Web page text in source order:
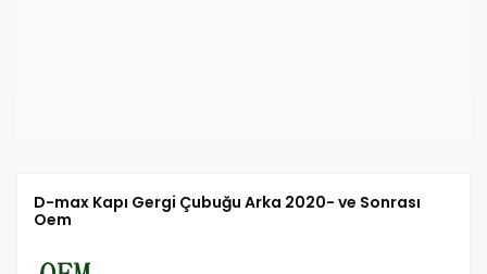
D-max Kapı Gergi Çubuğu Arka 2020- ve Sonrası
Oem